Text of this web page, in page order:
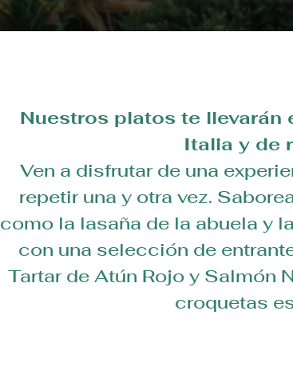
Nuestros platos te llevarán
Italia y de
Ven a disfrutar de una
repetir una y otra vez.
como la lasaña de la abuela y
con una selección de
Tartar de Atún Rojo y Salmón
croquetas